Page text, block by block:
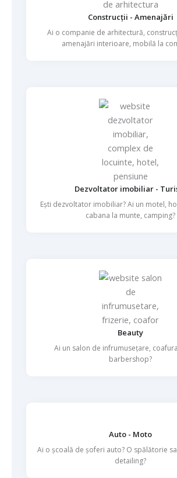
Construcții - Amenajări
Ai o companie de arhitectură,
amenajări interioare, mobilă la
Dezvoltator imobiliar -
Ești dezvoltator imobiliar? Ai un motel,
cabana la munte, camping?
Beauty
Ai un salon de infrumusețare,
barbershop?
Auto - Moto
Ai o școală de șoferi auto? O spălătorie
detailing?